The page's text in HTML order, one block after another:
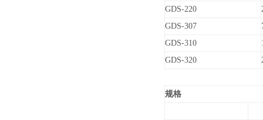
GDS-220
GDS-307
GDS-310
GDS-320
规格